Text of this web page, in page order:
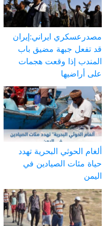
مصدرعسكري ايراني:إيران
قد تفعل جبهة مضيق باب
المندب إذا وقعت هجمات
على أراضيها
ألغام الحوثي البحرية تهدد
حياة مئات الصيادين في
اليمن